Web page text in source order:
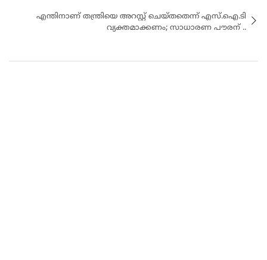
എന്തിനാണ് തന്ത്രിയെ അറസ്റ്റ് ചെയ്തതെന്ന് എസ്.ഐ.ടി
വ്യക്തമാക്കണം; സാധാരണ പൗരന് ..